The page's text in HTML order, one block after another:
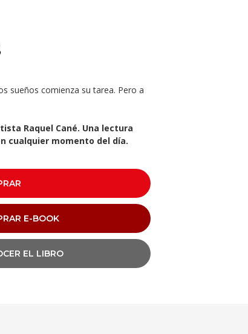
sueños comienza su tarea. Pero a
Raquel Cané. Una lectura
cualquier momento del día.
E-BOOK
EL LIBRO